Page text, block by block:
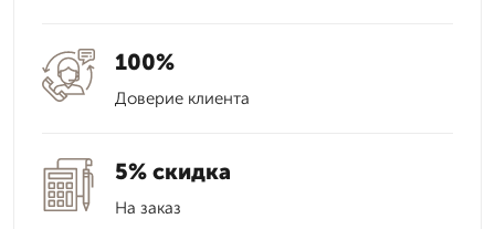
100%
Доверие клиента
5% скидка
На заказ